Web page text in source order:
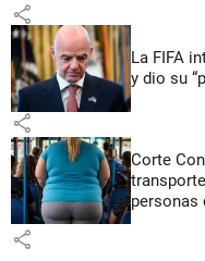
share
La FIFA
y dio su
share
Corte
personas
share